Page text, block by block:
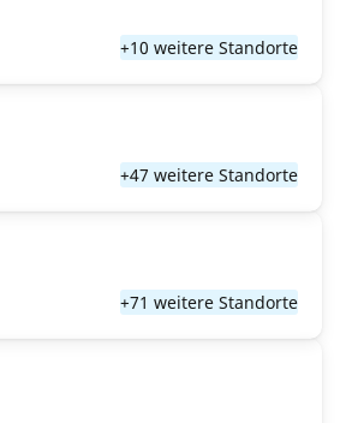
+10 weitere Standorte
+47 weitere Standorte
+71 weitere Standorte